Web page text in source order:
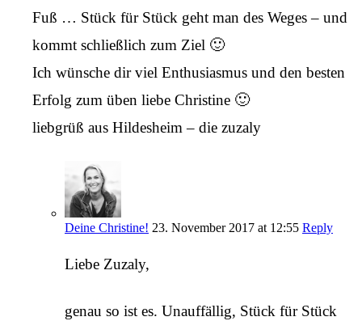
Fuß … Stück für Stück geht man des Weges – und
kommt schließlich zum Ziel 🙂
Ich wünsche dir viel Enthusiasmus und den besten
Erfolg zum üben liebe Christine 🙂
liebgrüß aus Hildesheim – die zuzaly
Deine Christine! 23. November 2017 at 12:55 Reply
Liebe Zuzaly,
genau so ist es. Unauffällig, Stück für Stück